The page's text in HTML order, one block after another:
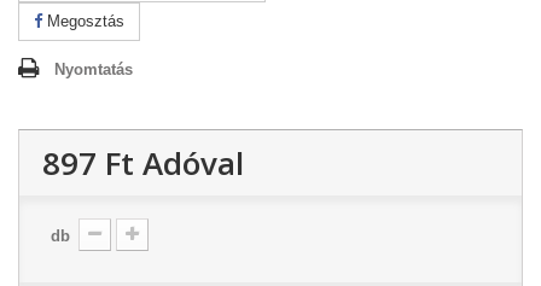
Megosztás
Nyomtatás
897 Ft‎ Adóval
db